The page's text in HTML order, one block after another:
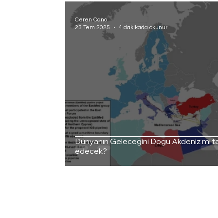
Dünyanın Geleceğini Doğu Akdeniz mi
edecek?
Ceren Cano
23 Tem 2025
4 dakikada okunur